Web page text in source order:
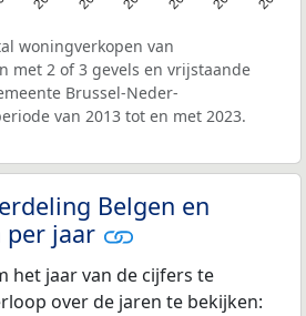
woningverkopen van
met 2 of 3 gevels en vrijstaande
Brussel-Neder-
van 2013 tot en met 2023.
Belgen en
per jaar
het jaar van de cijfers te
over de jaren te bekijken: